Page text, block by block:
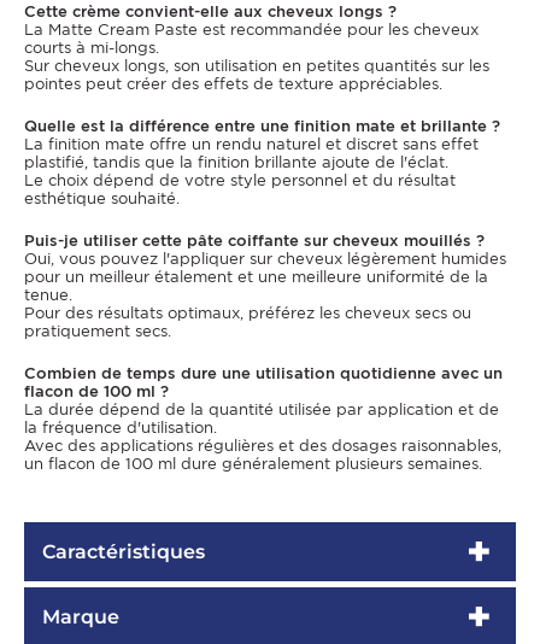
Cette crème convient-elle aux cheveux longs ?
La Matte Cream Paste est recommandée pour les cheveux
courts à mi-longs.
Sur cheveux longs, son utilisation en petites quantités sur les
pointes peut créer des effets de texture appréciables.
Quelle est la différence entre une finition mate et brillante ?
La finition mate offre un rendu naturel et discret sans effet
plastifié, tandis que la finition brillante ajoute de l'éclat.
Le choix dépend de votre style personnel et du résultat
esthétique souhaité.
Puis-je utiliser cette pâte coiffante sur cheveux mouillés ?
Oui, vous pouvez l'appliquer sur cheveux légèrement humides
pour un meilleur étalement et une meilleure uniformité de la
tenue.
Pour des résultats optimaux, préférez les cheveux secs ou
pratiquement secs.
Combien de temps dure une utilisation quotidienne avec un
flacon de 100 ml ?
La durée dépend de la quantité utilisée par application et de
la fréquence d'utilisation.
Avec des applications régulières et des dosages raisonnables,
un flacon de 100 ml dure généralement plusieurs semaines.
Caractéristiques
Marque